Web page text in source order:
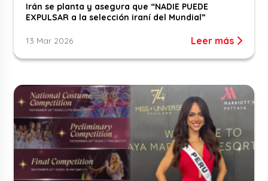
Irán se planta y asegura que “NADIE PUEDE
EXPULSAR a la selección iraní del Mundial”
13 Mar 2026 Leer más